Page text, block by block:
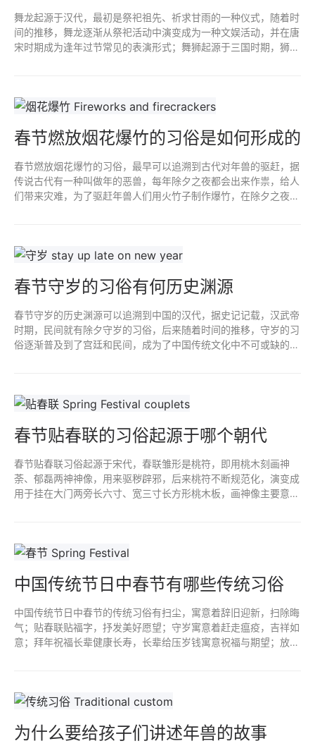
舞龙起源于汉代，最初是祭祀祖先、祈求甘雨的一种仪式，随着时
间的推移，舞龙逐渐从祭祀活动中演变成为一种文娱活动，并在唐
宋时期成为逢年过节常见的表演形式；舞狮起源于三国时期，狮子
春节燃放烟花爆竹的习俗是如何形成的
春节燃放烟花爆竹的习俗，最早可以追溯到古代对年兽的驱赶，据
传说古代有一种叫做年的恶兽，每年除夕之夜都会出来作祟，给人
们带来灾难，为了驱赶年兽人们用火竹子制作爆竹，在除夕之夜燃
春节守岁的习俗有何历史渊源
春节守岁的历史渊源可以追溯到中国的汉代，据史记记载，汉武帝
时期，民间就有除夕守岁的习俗，后来随着时间的推移，守岁的习
俗逐渐普及到了宫廷和民间，成为了中国传统文化中不可或缺的一
春节贴春联的习俗起源于哪个朝代
春节贴春联习俗起源于宋代，春联雏形是桃符，即用桃木刻画神
荼、郁磊两神神像，用来驱秽辟邪，后来桃符不断规范化，演变成
用于挂在大门两旁长六寸、宽三寸长方形桃木板，画神像主要意在
中国传统节日中春节有哪些传统习俗
中国传统节日中春节的传统习俗有扫尘，寓意着辞旧迎新，扫除晦
气；贴春联贴福字，抒发美好愿望；守岁寓意着赶走瘟疫，吉祥如
意；拜年祝福长辈健康长寿，长辈给压岁钱寓意祝福与期望；放鞭
为什么要给孩子们讲述年兽的故事